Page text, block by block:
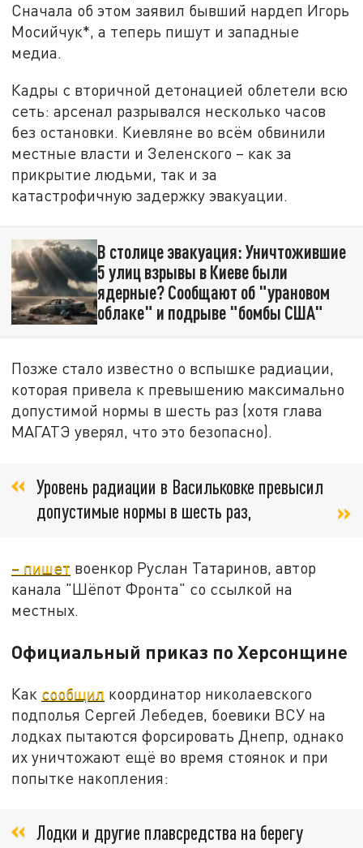
Сначала об этом заявил бывший нардеп Игорь
Мосийчук*, а теперь пишут и западные
медиа.
Кадры с вторичной детонацией облетели всю
сеть: арсенал разрывался несколько часов
без остановки. Киевляне во всём обвинили
местные власти и Зеленского – как за
прикрытие людьми, так и за
катастрофичную задержку эвакуации.
В столице эвакуация: Уничтожившие
5 улиц взрывы в Киеве были
ядерные? Сообщают об "урановом
облаке" и подрыве "бомбы США"
Позже стало известно о вспышке радиации,
которая привела к превышению максимально
допустимой нормы в шесть раз (хотя глава
МАГАТЭ уверял, что это безопасно).
Уровень радиации в Васильковке превысил
допустимые нормы в шесть раз,
– пишет военкор Руслан Татаринов, автор
канала "Шёпот Фронта" со ссылкой на
местных.
Официальный приказ по Херсонщине
Как сообщил координатор николаевского
подполья Сергей Лебедев, боевики ВСУ на
лодках пытаются форсировать Днепр, однако
их уничтожают ещё во время стоянок и при
попытке накопления:
Лодки и другие плавсредства на берегу